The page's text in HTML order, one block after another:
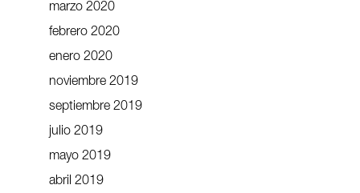
marzo 2020
febrero 2020
enero 2020
noviembre 2019
septiembre 2019
julio 2019
mayo 2019
abril 2019